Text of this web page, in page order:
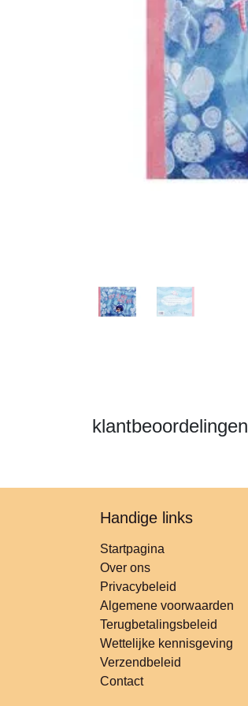
klantbeoordelingen
Handige links
Startpagina
Over ons
Privacybeleid
Algemene voorwaarden
Terugbetalingsbeleid
Wettelijke kennisgeving
Verzendbeleid
Contact